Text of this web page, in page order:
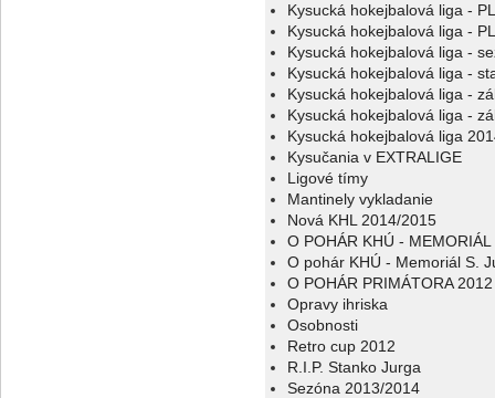
Kysucká hokejbalová liga -
Kysucká hokejbalová liga -
Kysucká hokejbalová liga -
Kysucká hokejbalová liga -
Kysucká hokejbalová liga -
Kysucká hokejbalová liga -
Kysucká hokejbalová liga
Kysučania v EXTRALIGE
Ligové tímy
Mantinely vykladanie
Nová KHL 2014/2015
O POHÁR KHÚ - MEMORIÁL
O pohár KHÚ - Memoriál S.
O POHÁR PRIMÁTORA 2012
Opravy ihriska
Osobnosti
Retro cup 2012
R.I.P. Stanko Jurga
Sezóna 2013/2014